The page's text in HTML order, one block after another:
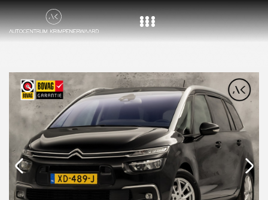
Aanbod
Diensten
Over ons
Vacature
Contact